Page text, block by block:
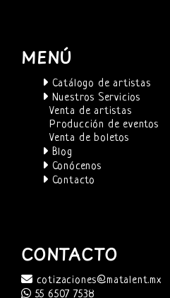
MENÚ
Catálogo de artistas
Nuestros Servicios
Venta de artistas
Producción de eventos
Venta de boletos
Blog
Conócenos
Contacto
CONTACTO
cotizaciones@matalent.mx
55 6507 7538